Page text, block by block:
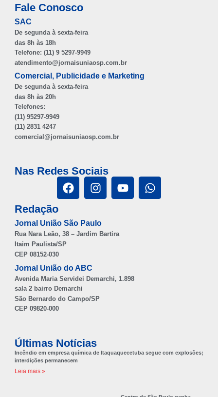
Fale Conosco
SAC
De segunda à sexta-feira
das 8h às 18h
Telefone: (11) 9 5297-9949
atendimento@jornaisuniaosp.com.br
Comercial, Publicidade e Marketing
De segunda à sexta-feira
das 8h às 20h
Telefones:
(11) 95297-9949
(11) 2831 4247
comercial@jornaisuniaosp.com.br
Nas Redes Sociais
Redação
Jornal União São Paulo
Rua Nara Leão, 38 – Jardim Bartira
Itaim Paulista/SP
CEP 08152-030
Jornal União do ABC
Avenida Maria Servidei Demarchi, 1.898
sala 2 bairro Demarchi
São Bernardo do Campo/SP
CEP 09820-000
Últimas Notícias
Incêndio em empresa química de Itaquaquecetuba segue com explosões;
interdições permanecem
Leia mais »